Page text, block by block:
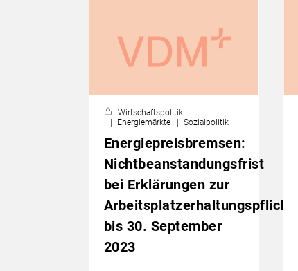
Wirtschaftspolitik
Energiemärkte
Sozialpolitik
Energiepreisbremsen:
Nichtbeanstandungsfrist
bei Erklärungen zur
Arbeitsplatzerhaltungspflicht
bis 30. September
2023